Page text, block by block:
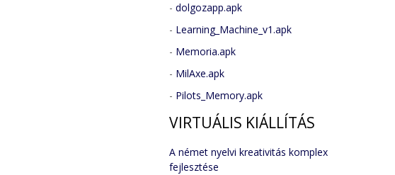
- dolgozapp.apk
- Learning_Machine_v1.apk
- Memoria.apk
- MilAxe.apk
- Pilots_Memory.apk
VIRTUÁLIS KIÁLLÍTÁS
A német nyelvi kreativitás komplex
fejlesztése